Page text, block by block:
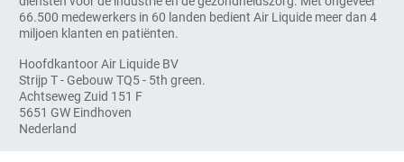
66.500 medewerkers in 60 landen bedient Air Liquide meer dan 4
miljoen klanten en patiënten.
Hoofdkantoor Air Liquide BV
Strijp T - Gebouw TQ5 - 5th green.
Achtseweg Zuid 151 F
5651 GW Eindhoven
Nederland